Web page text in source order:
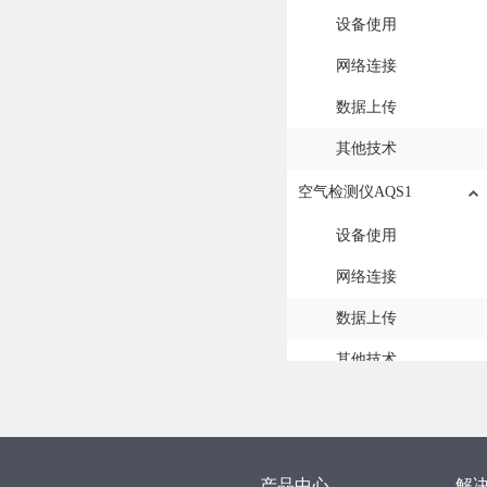
设备使用
网络连接
数据上传
其他技术
空气检测仪AQS1
设备使用
网络连接
数据上传
其他技术